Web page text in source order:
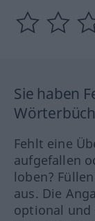
Sie haben
Fehlt eine
aufgefallen
loben?
aus. Die
optional und